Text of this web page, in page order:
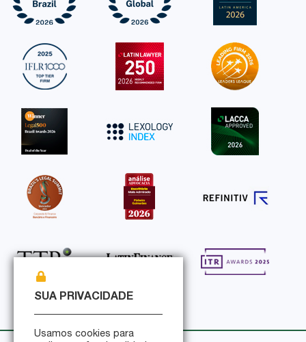
SUA PRIVACIDADE
Usamos cookies para